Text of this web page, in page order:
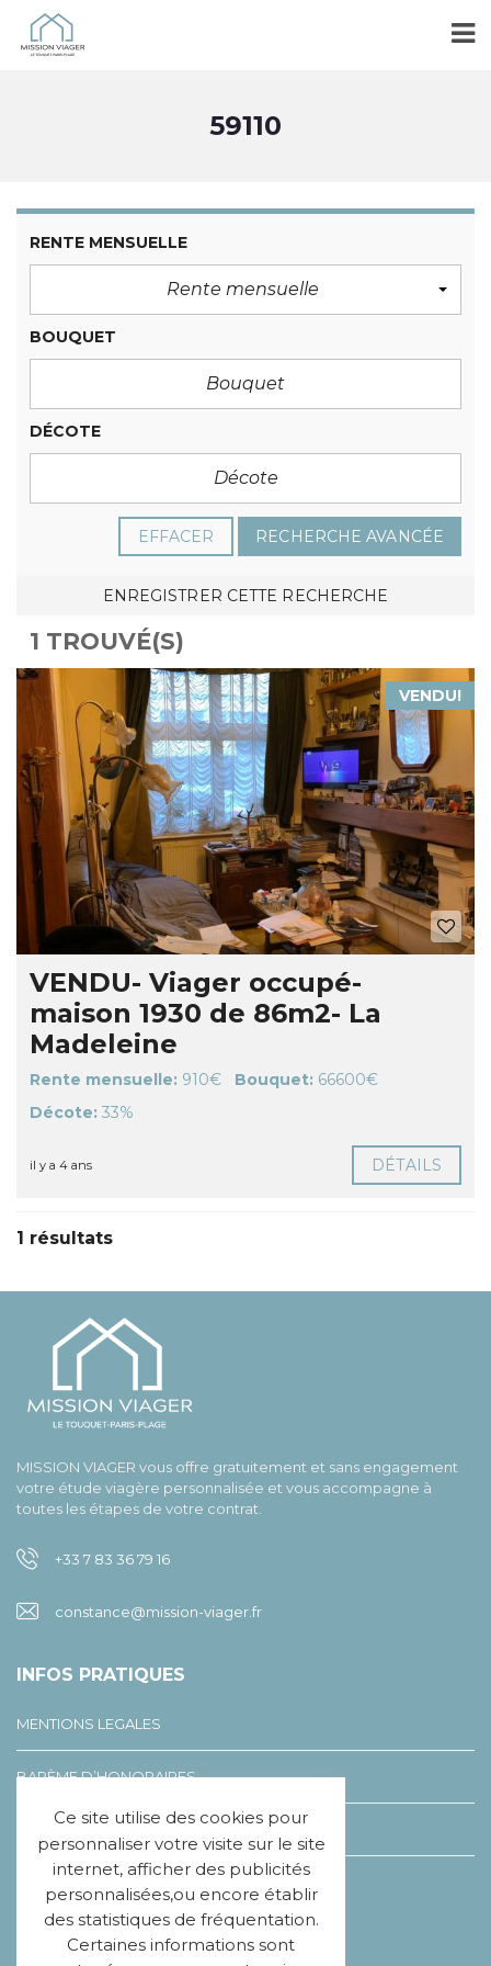
59110
RENTE MENSUELLE
Rente mensuelle
BOUQUET
DÉCOTE
EFFACER RECHERCHE AVANCÉE
ENREGISTRER CETTE RECHERCHE
1 TROUVÉ(S)
VENDU!
VENDU- Viager occupé-
maison 1930 de 86m2- La
Madeleine
Rente mensuelle: 910€ Bouquet: 66600€
Décote: 33%
il y a 4 ans DÉTAILS
1 résultats
MISSION VIAGER vous offre gratuitement et sans engagement
votre étude viagère personnalisée et vous accompagne à
toutes les étapes de votre contrat.
+33 7 83 36 79 16
constance@mission-viager.fr
INFOS PRATIQUES
MENTIONS LEGALES
BARÈME D’HONORAIRES
LEXIQUE DU VIAGER
CHARTE ÉTHIQUE
Ce site utilise des cookies pour
personnaliser votre visite sur le site
internet, afficher des publicités
personnalisées,ou encore établir
des statistiques de fréquentation.
Certaines informations sont